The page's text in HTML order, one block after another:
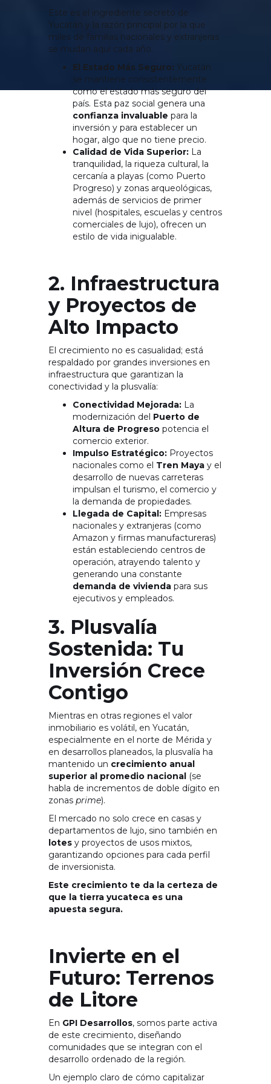
Este es el ingrediente secreto de
Yucatán y la razón principal por la que
miles de familias nacionales y extranjeras
se mudan aquí cada año:
El Estado Más Seguro: Yucatán
se mantiene consistentemente
como el estado más seguro del
país. Esta paz social genera una
confianza invaluable para la
inversión y para establecer un
hogar, algo que no tiene precio.
Calidad de Vida Superior: La
tranquilidad, la riqueza cultural, la
cercanía a playas (como Puerto
Progreso) y zonas arqueológicas,
además de servicios de primer
nivel (hospitales, escuelas y centros
comerciales de lujo), ofrecen un
estilo de vida inigualable.
2. Infraestructura
y Proyectos de
Alto Impacto
El crecimiento no es casualidad; está
respaldado por grandes inversiones en
infraestructura que garantizan la
conectividad y la plusvalía:
Conectividad Mejorada: La
modernización del Puerto de
Altura de Progreso potencia el
comercio exterior.
Impulso Estratégico: Proyectos
nacionales como el Tren Maya y el
desarrollo de nuevas carreteras
impulsan el turismo, el comercio y
la demanda de propiedades.
Llegada de Capital: Empresas
nacionales y extranjeras (como
Amazon y firmas manufactureras)
están estableciendo centros de
operación, atrayendo talento y
generando una constante
demanda de vivienda para sus
ejecutivos y empleados.
3. Plusvalía
Sostenida: Tu
Inversión Crece
Contigo
Mientras en otras regiones el valor
inmobiliario es volátil, en Yucatán,
especialmente en el norte de Mérida y
en desarrollos planeados, la plusvalía ha
mantenido un crecimiento anual
superior al promedio nacional (se
habla de incrementos de doble dígito en
zonas prime).
El mercado no solo crece en casas y
departamentos de lujo, sino también en
lotes y proyectos de usos mixtos,
garantizando opciones para cada perfil
de inversionista.
Este crecimiento te da la certeza de
que la tierra yucateca es una
apuesta segura.
Invierte en el
Futuro: Terrenos
de Litore
En GPI Desarrollos, somos parte activa
de este crecimiento, diseñando
comunidades que se integran con el
desarrollo ordenado de la región.
Un ejemplo claro de cómo capitalizar